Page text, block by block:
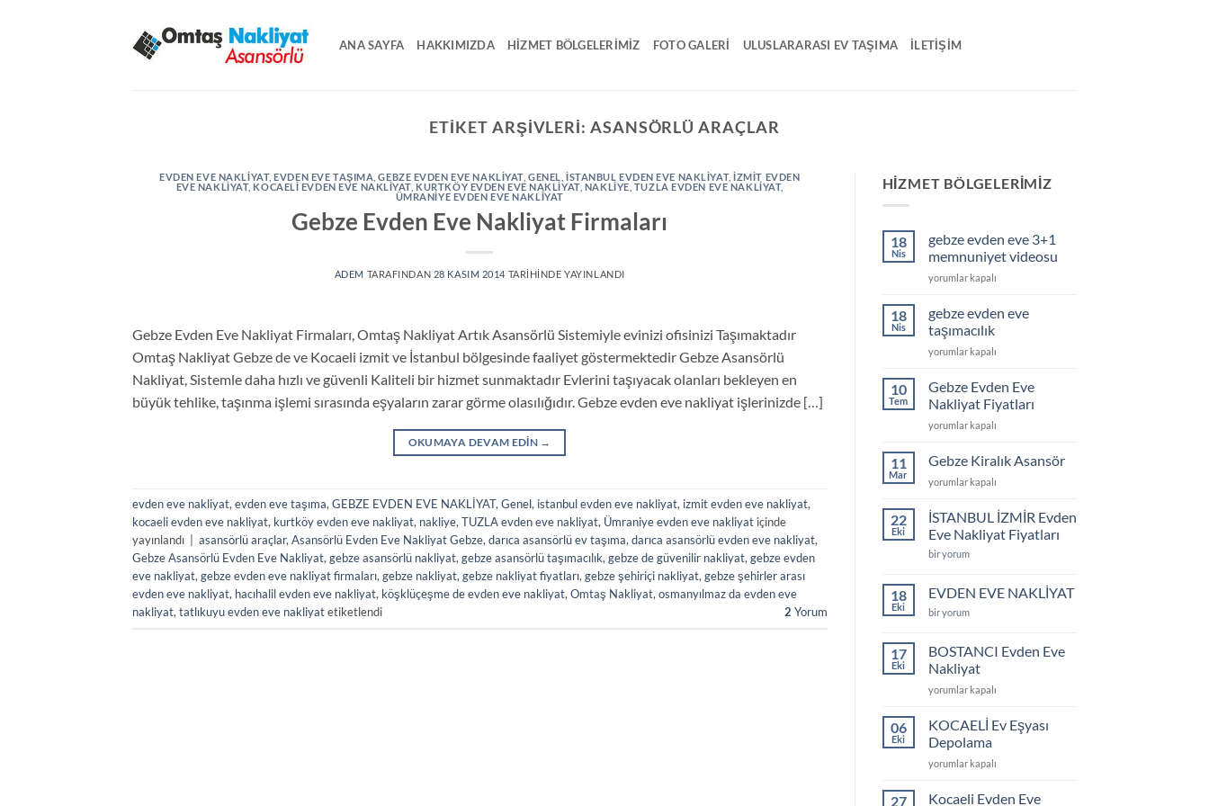
ANA SAYFA HAKKIMIZDA HIZMET BÖLGELERIMIZ FOTO GALERI ULUSLARARASI EV TAŞIMA İLETIŞIM
ETIKET ARŞIVLERI: ASANSÖRLÜ ARAÇLAR
EVDEN EVE NAKLIYAT,EVDEN EVE TAŞIMA ,GEBZE EVDEN EVE NAKLİYAT,GENEL ISTANBUL EVDEN EVE NAKLIYAT,IZMIT EVDEN
EVE NAKLIYAT, KOCAELI EVDEN EVE NAKLIYAT KURTKÖY EVDEN EVE NAKLIYAT, NAKLIYE TUZLA EVDEN EVE NAKLIYAT,
ÜMRANIYE EVDEN EVE NAKLIYAT
Gebze Evden Eve Nakliyat Firmaları
ADEM TARAFINDAN 28 KASIM 2014 TARIHINDE YAYINLANDI
Gebze Evden Eve Nakliyat Firmaları, Omtaş Nakliyat Artık Asansörlü Sistemiyle evinizi ofisinizi Taşımaktadır
Omtaş Nakliyat Gebze de ve Kocaeli izmit ve İstanbul bölgesinde faaliyet göstermektedir Gebze Asansörlü
Nakliyat, Sistemle daha hızlı ve güvenli Kaliteli bir hizmet sunmaktadır Evlerini taşıyacak olanları bekleyen en
büyük tehlike, taşınma işlemi sırasında eşyaların zarar görme olasılığıdır. Gebze evden eve nakliyat işlerinizde […]
OKUMAYA DEVAM EDIN →
evden eve nakliyat, evden eve taşıma, GEBZE EVDEN EVE NAKLİYAT, Genel, istanbul evden eve nakliyat, izmit evden eve nakliyat,
kocaeli evden eve nakliyat, kurtköy evden eve nakliyat, nakliye, TUZLA evden eve nakliyat, Ümraniye evden eve nakliyat içinde
yayınlandı
asansörlü araçlar, Asansörlü Evden Eve Nakliyat Gebze, darıca asansörlü ev taşıma, darıca asansörlü evden eve nakliyat,
Gebze Asansörlü Evden Eve Nakliyat, gebze asansörlü nakliyat, gebze asansörlü taşımacılık, gebze de güvenilir nakliyat, gebze evden
eve nakliyat, gebze evden eve nakliyat firmaları, gebze nakliyat, gebze nakliyat fiyatları, gebze şehiriçi nakliyat, gebze şehirler arası
evden eve nakliyat, hacıhalil evden eve nakliyat, köşklüçeşme de evden eve nakliyat, Omtaş Nakliyat, osmanyılmaz da evden eve
nakliyat, tatlıkuyu evden eve nakliyatetiketlendi 2 Yorum
HIZMET BÖLGELERIMIZ
18
Nis
gebze evden eve 3+1
memnuniyet videosu
gebze
3+1
memnuniyet
videosu
yorumlar kapalı
18
Nis
gebze evden eve
taşımacılık
gebze
eve
taşımacılık
için
yorumlar kapalı
10
Tem
Gebze Evden Eve
Nakliyat Fiyatları
Gebze
Eve
Nakliyat
Fiyatları
yorumlar kapalı
11
Mar
Gebze Kiralık Asansör
Gebze
Asansör
için
yorumlar kapalı
22
Eki
İSTANBUL İZMİR Evden
Eve Nakliyat Fiyatları
İSTANBUL
Eve
Nakliyat
Fiyatları
bir yorum
18
Eki
EVDEN EVE NAKLİYAT
EVDEN
için
bir yorum
17
Eki
BOSTANCI Evden Eve
Nakliyat
BOSTANCI
Eve
Nakliyat
için
yorumlar kapalı
06
Eki
KOCAELİ Ev Eşyası
Depolama
KOCAELİ
Eşyası
yorumlar kapalı
27 Kocaeli Evden Eve